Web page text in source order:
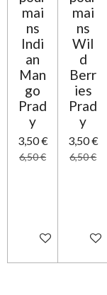
mai
ns
Indi
an
Man
go
Prad
y
3,50 €
6,50 €
Ajouter au panier
mai
ns
Wil
d
Berr
ies
Prad
y
3,50 €
6,50 €